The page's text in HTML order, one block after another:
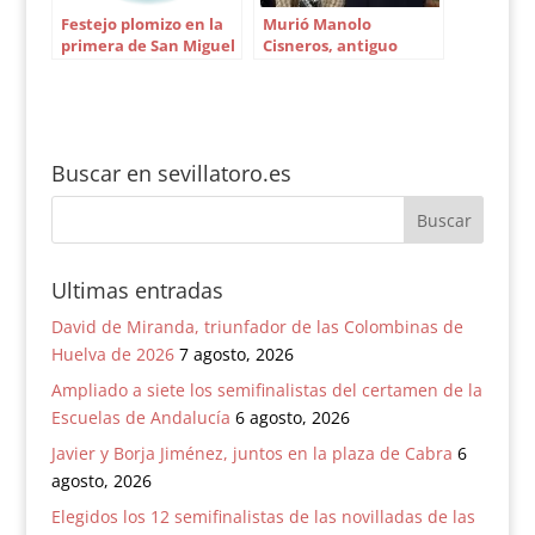
Festejo plomizo en la
primera de San Miguel
Murió Manolo
Cisneros, antiguo
Buscar en sevillatoro.es
Ultimas entradas
David de Miranda, triunfador de las Colombinas de
Huelva de 2026 7 agosto, 2026
Ampliado a siete los semifinalistas del certamen de la
Escuelas de Andalucía 6 agosto, 2026
Javier y Borja Jiménez, juntos en la plaza de Cabra 6
agosto, 2026
Elegidos los 12 semifinalistas de las novilladas de las